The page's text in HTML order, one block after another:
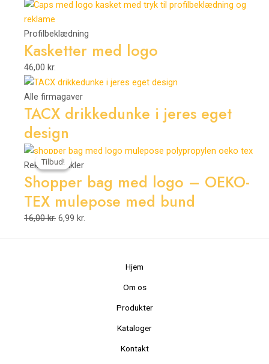
Profilbeklædning
Kasketter med logo
46,00 kr.
Alle firmagaver
TACX drikkedunke i jeres eget
design
Tilbud!
Tilbud!
Reklameartikler
Shopper bag med logo – OEKO-
TEX mulepose med bund
16,00kr.
Den
oprindelige
pris
var:
16,00 kr..
6,99 kr.
Den
pris
6,99 kr..
Hjem
Om os
Produkter
Kataloger
Kontakt